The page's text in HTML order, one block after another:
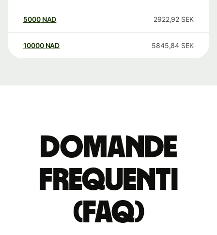
5000 NAD 2922,92 SEK
10000 NAD 5845,84 SEK
Domande
Frequenti
(FAQ)